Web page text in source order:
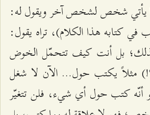
يأتي شخص لشخص آخر ويقول له:
في كتابه هذا الكلام)، تراه يقول:
بل أنت كيف تتحمّل الخوض
مثلاً يكتب حول... الآن لا شغل
أنّه كتب حول أي شيء، فلن تتغيّر